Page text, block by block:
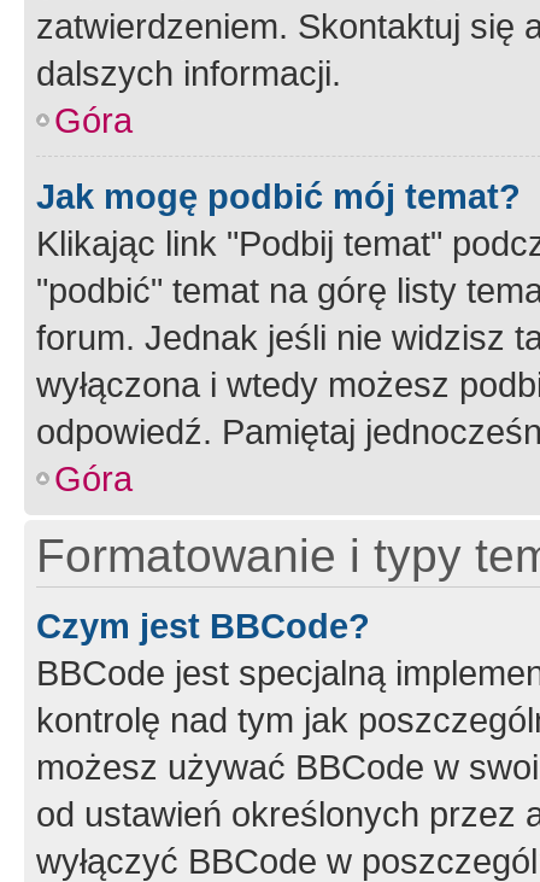
zatwierdzeniem. Skontaktuj się
dalszych informacji.
Góra
Jak mogę podbić mój temat?
Klikając link "Podbij temat"
"podbić" temat na górę listy
forum. Jednak jeśli nie widzisz
wyłączona i wtedy możesz
odpowiedź. Pamiętaj
Góra
Formatowanie i typy
Czym jest BBCode?
BBCode jest specjalną
kontrolę nad tym jak
możesz używać BBCode w
od ustawień określonych przez
wyłączyć BBCode w